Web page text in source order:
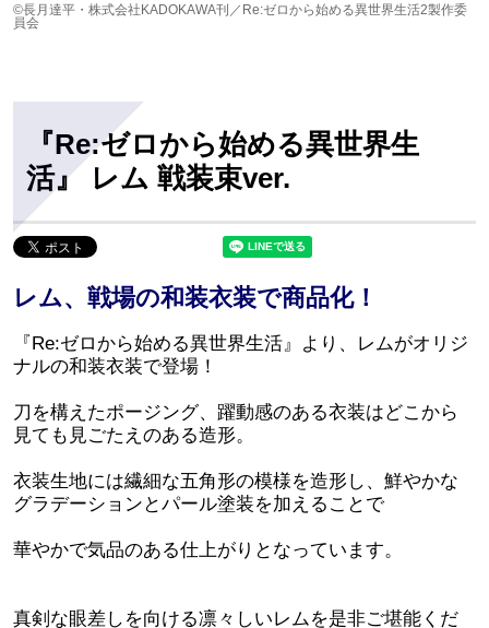
©長月達平・株式会社KADOKAWA刊／Re:ゼロから始める異世界生活2製作委
員会
『Re:ゼロから始める異世界生
活』 レム 戦装束ver.
レム、戦場の和装衣装で商品化！
『Re:ゼロから始める異世界生活』より、レムがオリジ
ナルの和装衣装で登場！
刀を構えたポージング、躍動感のある衣装はどこから
見ても見ごたえのある造形。
衣装生地には繊細な五角形の模様を造形し、鮮やかな
グラデーションとパール塗装を加えることで
華やかで気品のある仕上がりとなっています。
真剣な眼差しを向ける凛々しいレムを是非ご堪能くだ